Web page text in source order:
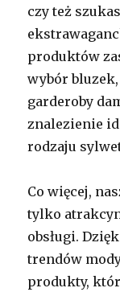
czy też
produktów
wybór
garderoby
znalezienie
rodzaju
Co więcej,
tylko
obsługi.
trendów
produkty,